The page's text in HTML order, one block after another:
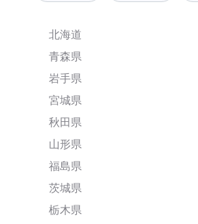
北海道
青森県
岩手県
宮城県
秋田県
山形県
福島県
茨城県
栃木県